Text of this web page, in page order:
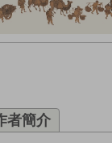
者簡介